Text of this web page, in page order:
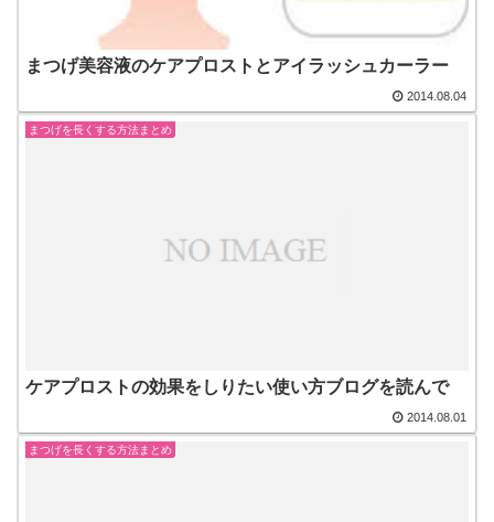
まつげ美容液のケアプロストとアイラッシュカーラー
2014.08.04
まつげを長くする方法まとめ
ケアプロストの効果をしりたい使い方ブログを読んで
2014.08.01
まつげを長くする方法まとめ